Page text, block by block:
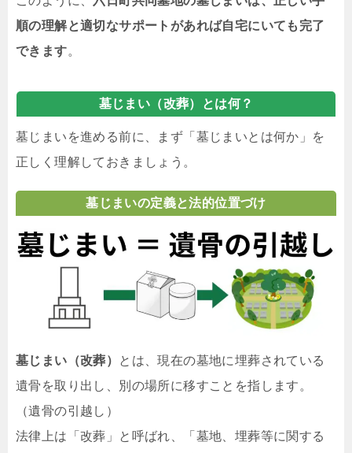
順の理解と適切なサポートがあれば自宅にいても完了
できます。
墓じまい（改葬）とは何？
墓じまいを進める前に、まず「墓じまいとは何か」を
正しく理解しておきましょう。
墓じまいの定義と法的位置づけ
墓じまい（改葬）
とは、現在の墓地に埋葬されている
遺骨を取り出し、別の場所に移すことを指します。
（遺骨の引越し）
法律上は「改葬」と呼ばれ、「墓地、埋葬等に関する